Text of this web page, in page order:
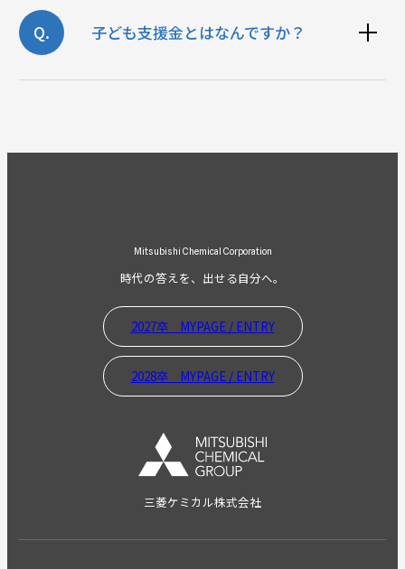
Q. 子ども支援金とはなんですか？
Mitsubishi Chemical Corporation
時代の答えを、出せる自分へ。
2027卒 MYPAGE / ENTRY
2028卒 MYPAGE / ENTRY
三菱ケミカル株式会社